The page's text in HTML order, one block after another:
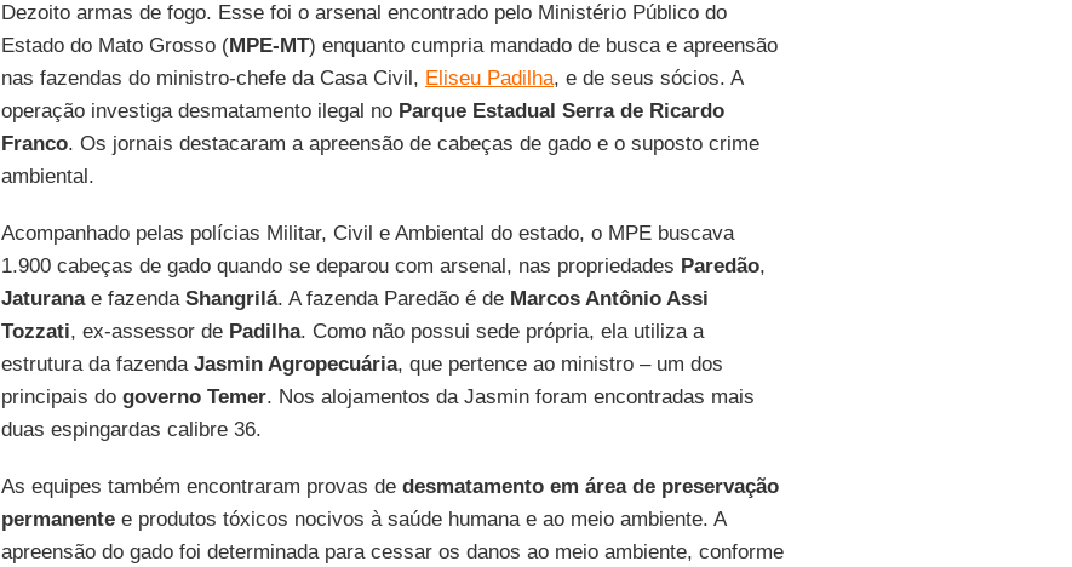
Dezoito armas de fogo. Esse foi o arsenal encontrado pelo Ministério Público do
Estado do Mato Grosso (MPE-MT) enquanto cumpria mandado de busca e apreensão
nas fazendas do ministro-chefe da Casa Civil, Eliseu Padilha, e de seus sócios. A
operação investiga desmatamento ilegal no Parque Estadual Serra de Ricardo
Franco. Os jornais destacaram a apreensão de cabeças de gado e o suposto crime
ambiental.
Acompanhado pelas polícias Militar, Civil e Ambiental do estado, o MPE buscava
1.900 cabeças de gado quando se deparou com arsenal, nas propriedades Paredão,
Jaturanae fazenda Shangrilá. A fazenda Paredão é deMarcos Antônio Assi
Tozzati, ex-assessor de Padilha. Como não possui sede própria, ela utiliza a
estrutura da fazendaJasmin Agropecuária, que pertence ao ministro – um dos
principais dogoverno Temer. Nos alojamentos da Jasmin foram encontradas mais
duas espingardas calibre 36.
As equipes também encontraram provas de desmatamento em área de preservação
permanentee produtos tóxicos nocivos à saúde humana e ao meio ambiente. A
apreensão do gado foi determinada para cessar os danos ao meio ambiente, conforme